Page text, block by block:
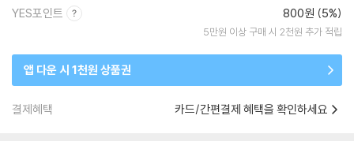
YES포인트 800원 (5%)
5만원 이상 구매 시 2천원 추가 적립
앱 다운 시 1천원 상품권
결제혜택 카드/간편결제 혜택을 확인하세요